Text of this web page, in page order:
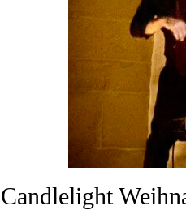
Candlelight